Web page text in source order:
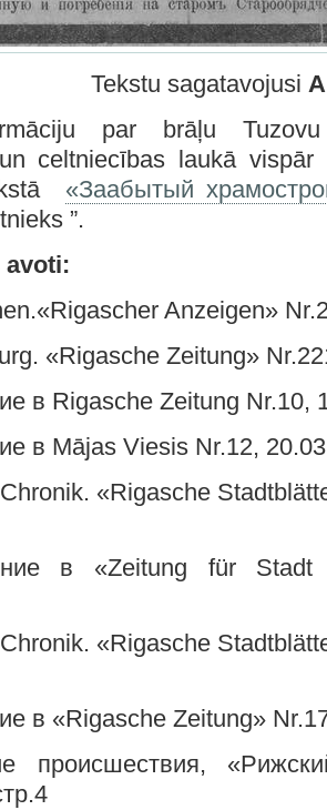
Tekstu sagatavojusi
par brāļu
celtniecības laukā vispār
«Заабытый
”.
avoti:
Anzeigen»
«Rigasche Zeitung»
в Rigasche Zeitung Nr.10,
в Mājas Viesis Nr.12,
«Rigasche
в «Zeitung für Stadt
«Rigasche
в «Rigasche Zeitung»
происшествия,